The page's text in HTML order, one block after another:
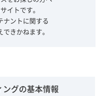
イトです。
ナントに関する
きかねます。
グの基本情報